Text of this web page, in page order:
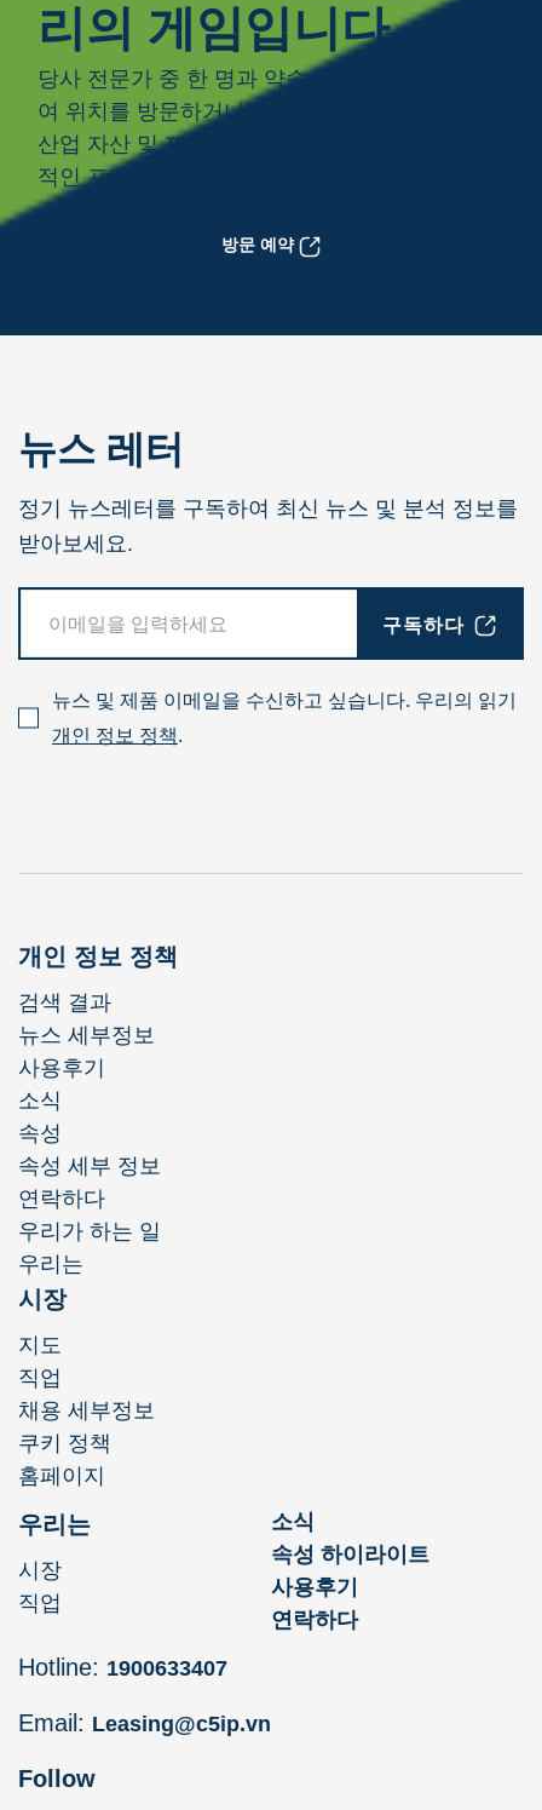
리의 게임입니다
당사 전문가 중 한 명과 약속을 잡으려면 클릭하
여 위치를 방문하거나 통화를 예약하여 당사의
산업 자산 및 제공할 성장 기능에 대한 보다 포괄
적인 프레젠테이션을 받을 수 있습니다. 동반자.
방문 예약
뉴스 레터
정기 뉴스레터를 구독하여 최신 뉴스 및 분석 정보를
받아보세요.
구독하다
뉴스 및 제품 이메일을 수신하고 싶습니다. 우리의 읽기
개인 정보 정책.
개인 정보 정책
검색 결과
뉴스 세부정보
사용후기
소식
속성
속성 세부 정보
연락하다
우리가 하는 일
우리는
시장
지도
직업
채용 세부정보
쿠키 정책
홈페이지
우리는
시장
직업
소식
속성 하이라이트
사용후기
연락하다
Hotline: 1900633407
Email: Leasing@c5ip.vn
Follow